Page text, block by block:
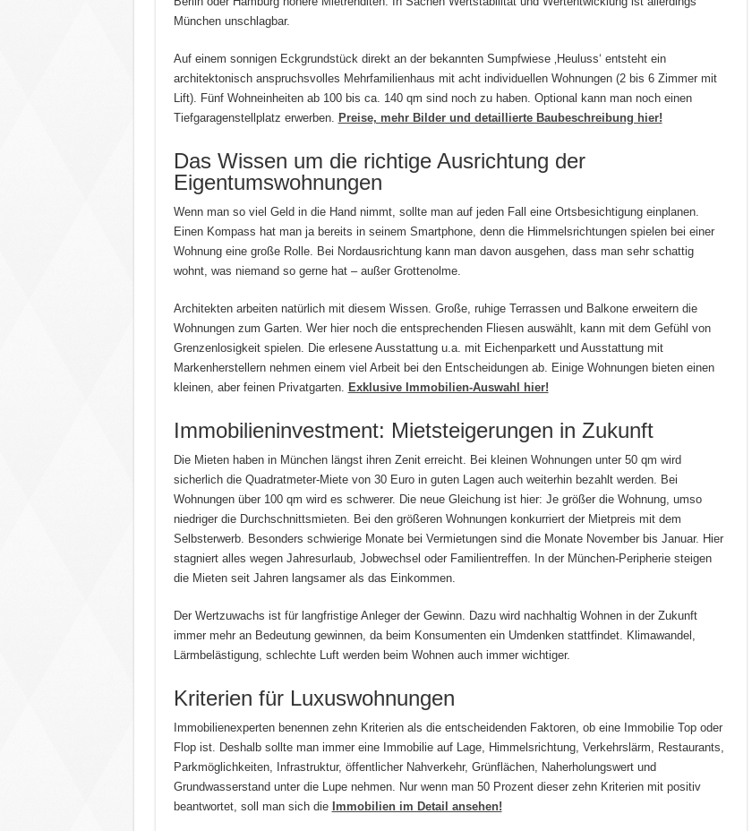
München unschlagbar.
Auf einem sonnigen Eckgrundstück direkt an der bekannten Sumpfwiese ‚Heuluss‘ entsteht ein
architektonisch anspruchsvolles Mehrfamilienhaus mit acht individuellen Wohnungen (2 bis 6 Zimmer mit
Lift). Fünf Wohneinheiten ab 100 bis ca. 140 qm sind noch zu haben. Optional kann man noch einen
Tiefgaragenstellplatz erwerben.
Preise, mehr Bilder und detaillierte Baubeschreibung hier!
Das Wissen um die richtige Ausrichtung der
Eigentumswohnungen
Wenn man so viel Geld in die Hand nimmt, sollte man auf jeden Fall eine Ortsbesichtigung einplanen.
Einen Kompass hat man ja bereits in seinem Smartphone, denn die Himmelsrichtungen spielen bei einer
Wohnung eine große Rolle. Bei Nordausrichtung kann man davon ausgehen, dass man sehr schattig
wohnt, was niemand so gerne hat – außer Grottenolme.
Architekten arbeiten natürlich mit diesem Wissen. Große, ruhige Terrassen und Balkone erweitern die
Wohnungen zum Garten. Wer hier noch die entsprechenden Fliesen auswählt, kann mit dem Gefühl von
Grenzenlosigkeit spielen. Die erlesene Ausstattung u.a. mit Eichenparkett und Ausstattung mit
Markenherstellern nehmen einem viel Arbeit bei den Entscheidungen ab. Einige Wohnungen bieten einen
kleinen, aber feinen Privatgarten.
Exklusive Immobilien-Auswahl hier!
Immobilieninvestment: Mietsteigerungen in Zukunft
Die Mieten haben in München längst ihren Zenit erreicht. Bei kleinen Wohnungen unter 50 qm wird
sicherlich die Quadratmeter-Miete von 30 Euro in guten Lagen auch weiterhin bezahlt werden. Bei
Wohnungen über 100 qm wird es schwerer. Die neue Gleichung ist hier: Je größer die Wohnung, umso
niedriger die Durchschnittsmieten. Bei den größeren Wohnungen konkurriert der Mietpreis mit dem
Selbsterwerb. Besonders schwierige Monate bei Vermietungen sind die Monate November bis Januar. Hier
stagniert alles wegen Jahresurlaub, Jobwechsel oder Familientreffen. In der München-Peripherie steigen
die Mieten seit Jahren langsamer als das Einkommen.
Der Wertzuwachs ist für langfristige Anleger der Gewinn. Dazu wird nachhaltig Wohnen in der Zukunft
immer mehr an Bedeutung gewinnen, da beim Konsumenten ein Umdenken stattfindet. Klimawandel,
Lärmbelästigung, schlechte Luft werden beim Wohnen auch immer wichtiger.
Kriterien für Luxuswohnungen
Immobilienexperten benennen zehn Kriterien als die entscheidenden Faktoren, ob eine Immobilie Top oder
Flop ist. Deshalb sollte man immer eine Immobilie auf Lage, Himmelsrichtung, Verkehrslärm, Restaurants,
Parkmöglichkeiten, Infrastruktur, öffentlicher Nahverkehr, Grünflächen, Naherholungswert und
Grundwasserstand unter die Lupe nehmen. Nur wenn man 50 Prozent dieser zehn Kriterien mit positiv
beantwortet, soll man sich die Immobilien im Detail ansehen!